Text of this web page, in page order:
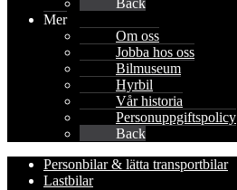
Back
Mer
Om oss
Jobba hos oss
Bilmuseum
Hyrbil
Vår historia
Personuppgiftspolicy
Back
Personbilar & lätta transportbilar
Lastbilar